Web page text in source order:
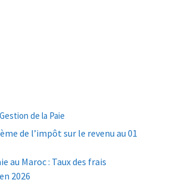
Gestion de la Paie
de l’impôt sur le revenu au 01
au Maroc : Taux des frais
2026